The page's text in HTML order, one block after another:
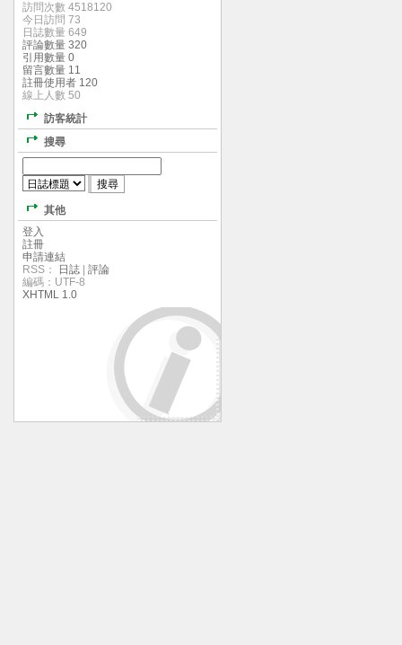
訪問次數 4518120
今日訪問 73
日誌數量 649
評論數量 320
引用數量 0
留言數量 11
註冊使用者 120
線上人數 50
訪客統計
搜尋
其他
登入
註冊
申請連結
RSS：
日誌
評論
編碼：UTF-8
XHTML 1.0